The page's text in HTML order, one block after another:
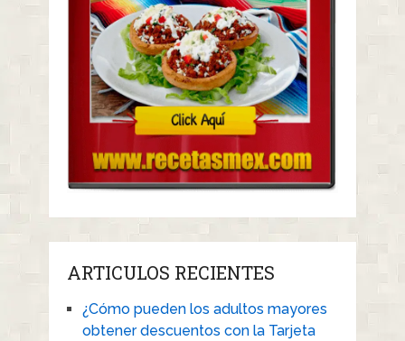
ARTICULOS RECIENTES
¿Cómo pueden los adultos mayores
obtener descuentos con la Tarjeta